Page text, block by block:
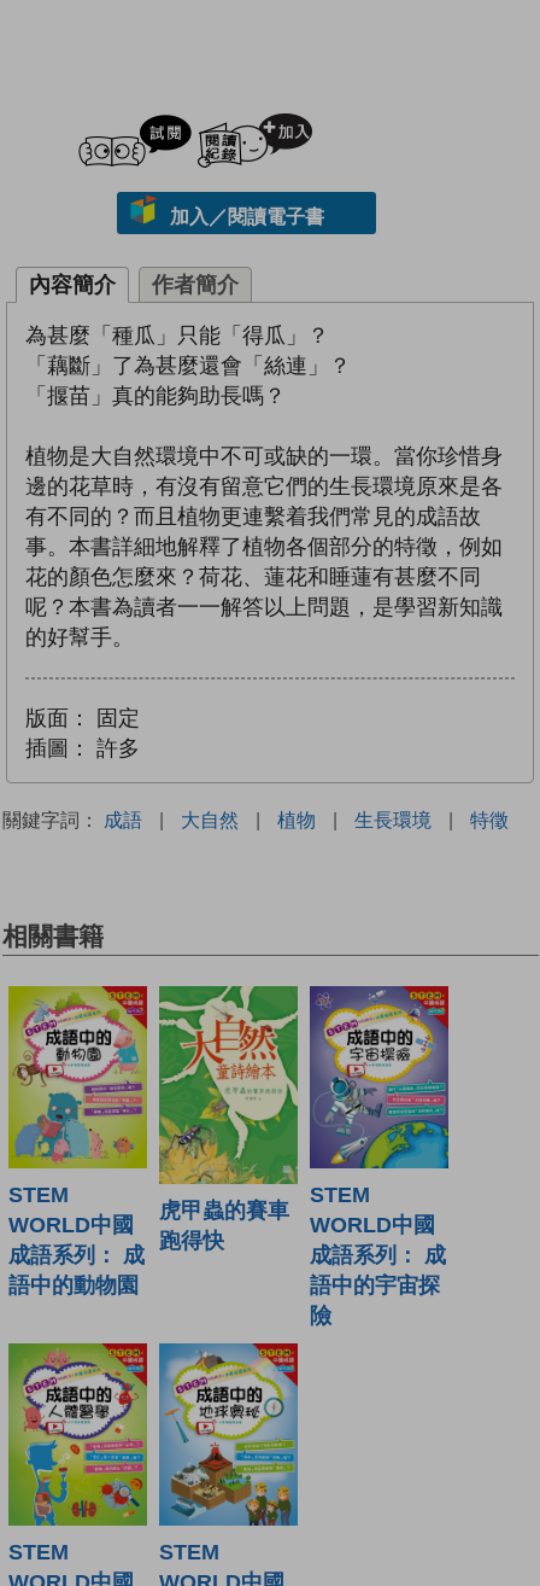
試閲
加入／閱讀電子書
內容簡介 作者簡介
為甚麼「種瓜」只能「得瓜」？
「藕斷」了為甚麼還會「絲連」？
「揠苗」真的能夠助長嗎？
植物是大自然環境中不可或缺的一環。當你珍惜身
邊的花草時，有沒有留意它們的生長環境原來是各
有不同的？而且植物更連繫着我們常見的成語故
事。本書詳細地解釋了植物各個部分的特徵，例如
花的顏色怎麼來？荷花、蓮花和睡蓮有甚麼不同
呢？本書為讀者一一解答以上問題，是學習新知識
的好幫手。
版面：
固定
插圖：
許多
關鍵字詞： 成語 | 大自然 | 植物 | 生長環境 | 特徵
相關書籍
STEM
WORLD中國
成語系列： 成
語中的動物園
虎甲蟲的賽車
跑得快
STEM
WORLD中國
成語系列： 成
語中的宇宙探
險
STEM
STEM